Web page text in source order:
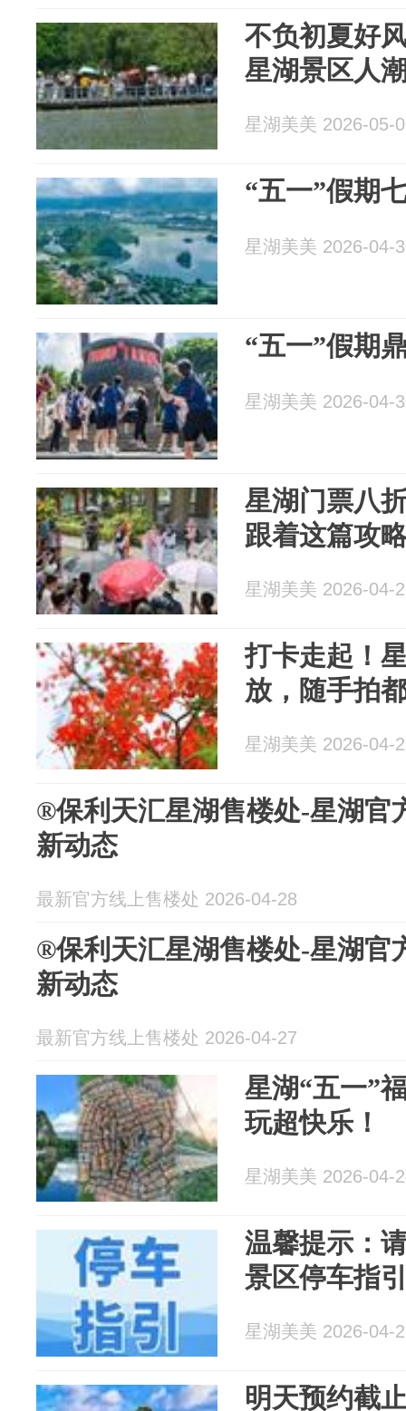
不负初夏好
星湖景区人
星湖美美 2026-05-
“五一”假期
星湖美美 2026-04-
“五一”假期
星湖美美 2026-04-
星湖门票八
跟着这篇攻
星湖美美 2026-04-
打卡走起！
放，随手拍
星湖美美 2026-04-
®保利天汇星湖售楼处-星湖官
新动态
最新官方线上售楼处 2026-04-28
®保利天汇星湖售楼处-星湖官
新动态
最新官方线上售楼处 2026-04-27
星湖“五一”
玩超快乐！
星湖美美 2026-04-
温馨提示：
景区停车指
星湖美美 2026-04-
明天预约截